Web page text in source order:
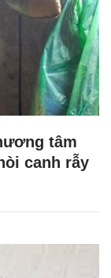
tâm
canh rẫy